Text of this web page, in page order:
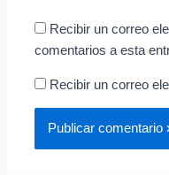
Recibir un correo
comentarios a esta
Recibir un correo